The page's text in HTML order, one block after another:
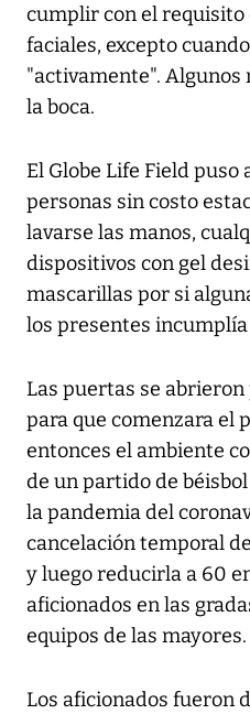
cumplir con el requisito
faciales, excepto
"activamente". Algunos
la boca.
El Globe Life Field puso
personas sin costo
lavarse las manos,
dispositivos con gel
mascarillas por si
los presentes
Las puertas se
para que comenzara el
entonces el ambiente
de un partido de
la pandemia del
cancelación temporal
y luego reducirla a 60
aficionados en las
equipos de las mayores.
Los aficionados fueron